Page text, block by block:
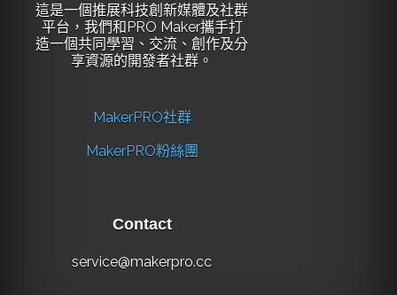
這是一個推展科技創新媒體及社群
平台，我們和PRO Maker攜手打
造一個共同學習、交流、創作及分
享資源的開發者社群。
MakerPRO社群
MakerPRO粉絲團
Contact
service@makerpro.cc